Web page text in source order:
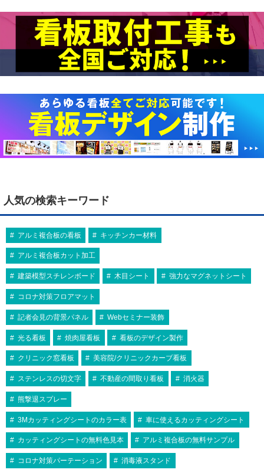
人気の検索キーワード
アルミ複合板の看板 キッチンカー材料
アルミ複合板カット加工
建築模型スチレンボード 木目シート 強力なマグネットシート
コロナ対策フロアマット
記者会見の背景パネル Webセミナー装飾
光る看板 焼肉屋看板 看板のデザイン製作
クリニック窓看板 美容院/クリニックカーブ看板
ステンレスの切文字 不動産の間取り看板 消火器
熊撃退スプレー
3Mカッティングシートのカラー表 車に使えるカッティングシート
カッティングシートの無料色見本 アルミ複合板の無料サンプル
コロナ対策パーテーション 消毒液スタンド